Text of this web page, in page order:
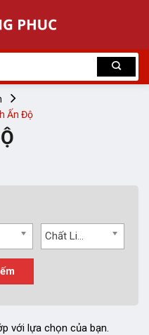
Ấn Độ
Chất Liệu
với lựa chọn của bạn.